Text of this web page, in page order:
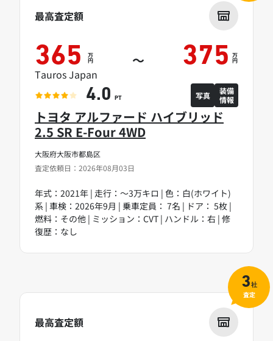
大阪府大阪市都島区
査定依頼日：2026年08月03日
トヨタ アルファード ハイブリッド
2.5 SR E-Four 4WD
年式：2021年 | 走行：～3万キロ | 色：白(ホワイト)
系 | 車検：2026年9月 | 乗車定員： 7名 | ドア： 5枚 |
燃料：その他 | ミッション：CVT | ハンドル：右 | 修
復歴：なし
最高査定額
365 万
円 ～ 375 万
円
Tauros Japan
4.0 PT 写真
装備
情報
最高査定額
3社
査定